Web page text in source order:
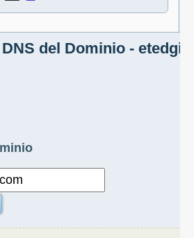
del Dominio -